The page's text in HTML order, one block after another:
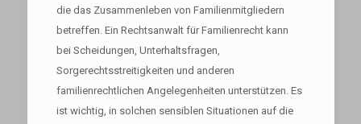
die das Zusammenleben von Familienmitgliedern
betreffen. Ein Rechtsanwalt für Familienrecht kann
bei Scheidungen, Unterhaltsfragen,
Sorgerechtsstreitigkeiten und anderen
familienrechtlichen Angelegenheiten unterstützen. Es
ist wichtig, in solchen sensiblen Situationen auf die